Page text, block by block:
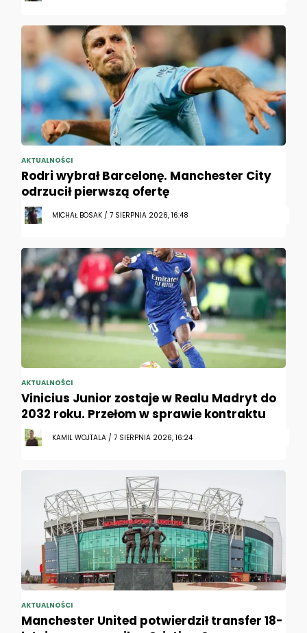
AKTUALNOŚCI
Rodri wybrał Barcelonę. Manchester City
odrzucił pierwszą ofertę
MICHAŁ BOSAK / 7 SIERPNIA 2026, 16:48
AKTUALNOŚCI
Vinicius Junior zostaje w Realu Madryt do
2032 roku. Przełom w sprawie kontraktu
KAMIL WOJTALA / 7 SIERPNIA 2026, 16:24
AKTUALNOŚCI
Manchester United potwierdził transfer 18-